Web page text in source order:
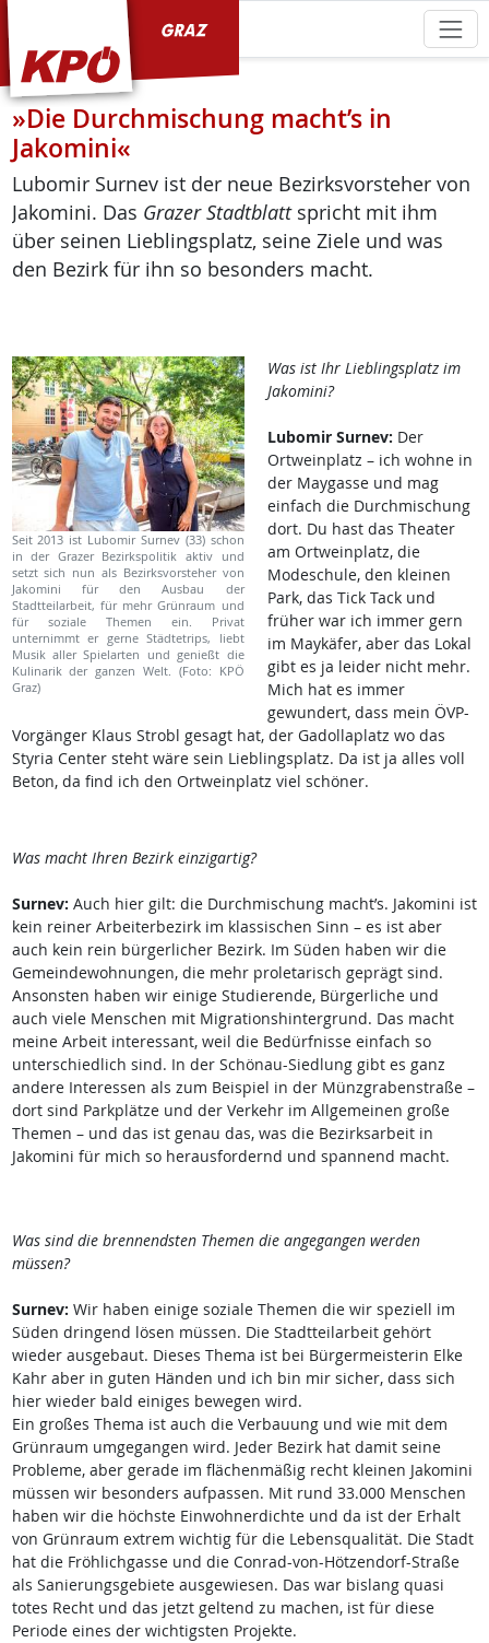
»Die Durchmischung macht’s in
Jakomini«
Lubomir Surnev ist der neue Bezirksvorsteher von
Jakomini. Das Grazer Stadtblattspricht mit ihm
über seinen Lieblingsplatz, seine Ziele und was
den Bezirk für ihn so besonders macht.
Seit 2013 ist Lubomir Surnev (33) schon
in der Grazer Bezirkspolitik aktiv und
setzt sich nun als Bezirksvorsteher von
Jakomini für den Ausbau der
Stadtteilarbeit, für mehr Grünraum und
für soziale Themen ein. Privat
unternimmt er gerne Städtetrips, liebt
Musik aller Spielarten und genießt die
Kulinarik der ganzen Welt. (Foto: KPÖ
Graz)
Was ist Ihr Lieblingsplatz im
Jakomini?
Lubomir Surnev: Der
Ortweinplatz – ich wohne in
der Maygasse und mag
einfach die Durchmischung
dort. Du hast das Theater
am Ortweinplatz, die
Modeschule, den kleinen
Park, das Tick Tack und
früher war ich immer gern
im Maykäfer, aber das Lokal
gibt es ja leider nicht mehr.
Mich hat es immer
gewundert, dass mein ÖVP-
Vorgänger Klaus Strobl gesagt hat, der Gadollaplatz wo das
Styria Center steht wäre sein Lieblingsplatz. Da ist ja alles voll
Beton, da find ich den Ortweinplatz viel schöner.
Was macht Ihren Bezirk einzigartig?
Surnev: Auch hier gilt: die Durchmischung macht’s. Jakomini ist
kein reiner Arbeiterbezirk im klassischen Sinn – es ist aber
auch kein rein bürgerlicher Bezirk. Im Süden haben wir die
Gemeindewohnungen, die mehr proletarisch geprägt sind.
Ansonsten haben wir einige Studierende, Bürgerliche und
auch viele Menschen mit Migrationshintergrund. Das macht
meine Arbeit interessant, weil die Bedürfnisse einfach so
unterschiedlich sind. In der Schönau-Siedlung gibt es ganz
andere Interessen als zum Beispiel in der Münzgrabenstraße –
dort sind Parkplätze und der Verkehr im Allgemeinen große
Themen – und das ist genau das, was die Bezirksarbeit in
Jakomini für mich so herausfordernd und spannend macht.
Was sind die brennendsten Themen die angegangen werden
müssen?
Surnev: Wir haben einige soziale Themen die wir speziell im
Süden dringend lösen müssen. Die Stadtteilarbeit gehört
wieder ausgebaut. Dieses Thema ist bei Bürgermeisterin Elke
Kahr aber in guten Händen und ich bin mir sicher, dass sich
hier wieder bald einiges bewegen wird.
Ein großes Thema ist auch die Verbauung und wie mit dem
Grünraum umgegangen wird. Jeder Bezirk hat damit seine
Probleme, aber gerade im flächenmäßig recht kleinen Jakomini
müssen wir besonders aufpassen. Mit rund 33.000 Menschen
haben wir die höchste Einwohnerdichte und da ist der Erhalt
von Grünraum extrem wichtig für die Lebensqualität. Die Stadt
hat die Fröhlichgasse und die Conrad-von-Hötzendorf-Straße
als Sanierungsgebiete ausgewiesen. Das war bislang quasi
totes Recht und das jetzt geltend zu machen, ist für diese
Periode eines der wichtigsten Projekte.